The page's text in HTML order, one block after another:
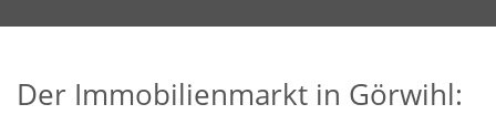
Der Immobilienmarkt in Görwihl: